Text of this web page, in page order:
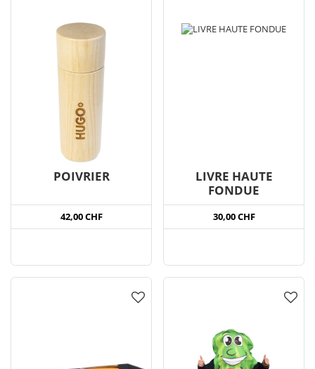
POIVRIER
42,00 CHF
LIVRE HAUTE
FONDUE
30,00 CHF